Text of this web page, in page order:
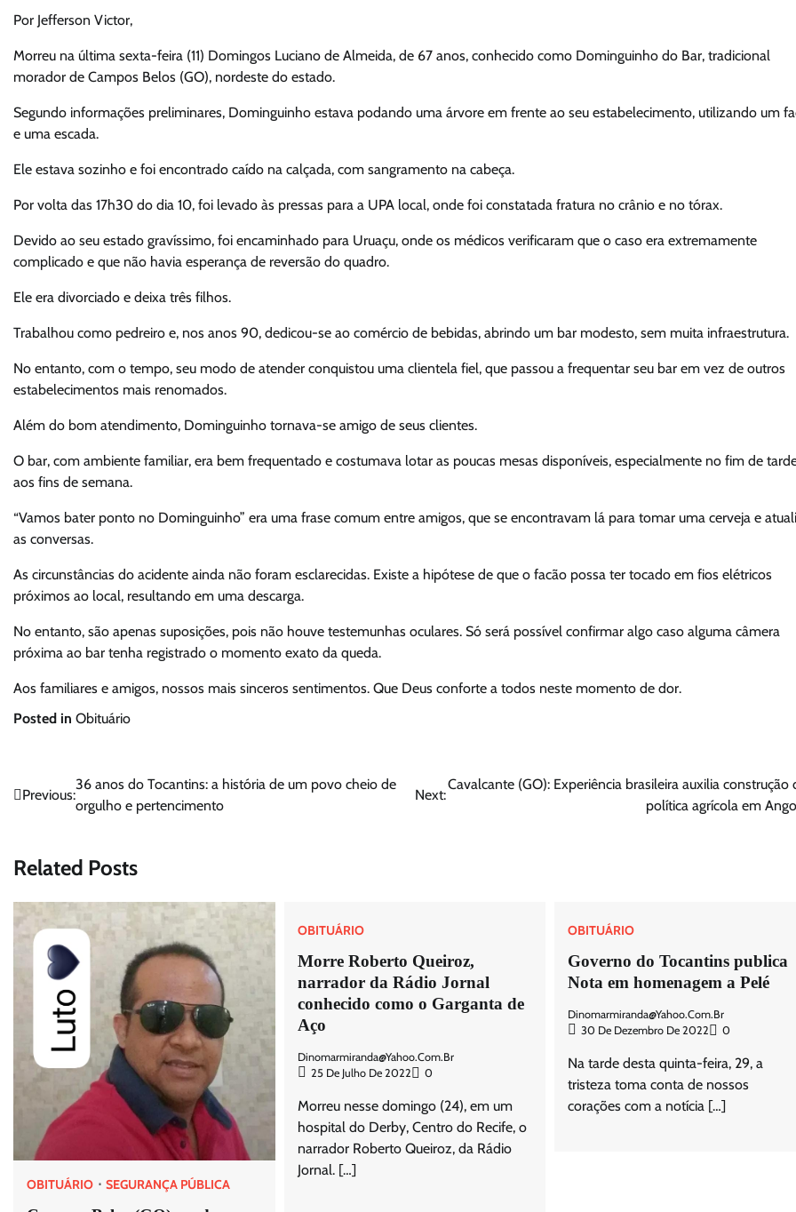
Por Jefferson Victor,
Morreu na última sexta-feira (11) Domingos Luciano de Almeida, de 67 anos, conhecido como Dominguinho do Bar, tradicional
morador de Campos Belos (GO), nordeste do estado.
Segundo informações preliminares, Dominguinho estava podando uma árvore em frente ao seu estabelecimento, utilizando um
e uma escada.
Ele estava sozinho e foi encontrado caído na calçada, com sangramento na cabeça.
Por volta das 17h30 do dia 10, foi levado às pressas para a UPA local, onde foi constatada fratura no crânio e no tórax.
Devido ao seu estado gravíssimo, foi encaminhado para Uruaçu, onde os médicos verificaram que o caso era extremamente
complicado e que não havia esperança de reversão do quadro.
Ele era divorciado e deixa três filhos.
Trabalhou como pedreiro e, nos anos 90, dedicou-se ao comércio de bebidas, abrindo um bar modesto, sem muita infraestrutura.
No entanto, com o tempo, seu modo de atender conquistou uma clientela fiel, que passou a frequentar seu bar em vez de outros
estabelecimentos mais renomados.
Além do bom atendimento, Dominguinho tornava-se amigo de seus clientes.
O bar, com ambiente familiar, era bem frequentado e costumava lotar as poucas mesas disponíveis, especialmente no fim de
aos fins de semana.
“Vamos bater ponto no Dominguinho” era uma frase comum entre amigos, que se encontravam lá para tomar uma cerveja e
as conversas.
As circunstâncias do acidente ainda não foram esclarecidas. Existe a hipótese de que o facão possa ter tocado em fios elétricos
próximos ao local, resultando em uma descarga.
No entanto, são apenas suposições, pois não houve testemunhas oculares. Só será possível confirmar algo caso alguma câmera
próxima ao bar tenha registrado o momento exato da queda.
Aos familiares e amigos, nossos mais sinceros sentimentos. Que Deus conforte a todos neste momento de dor.
Posted in Obituário
Navegação
Post
Previous:
36 anos do Tocantins: a história de um povo cheio de
orgulho e pertencimento
Next:
Cavalcante (GO): Experiência brasileira auxilia construção
política agrícola em
Related Posts
OBITUÁRIO SEGURANÇA PÚBLICA
OBITUÁRIO
Morre Roberto Queiroz,
narrador da Rádio Jornal
conhecido como o Garganta de
Aço
Dinomarmiranda@yahoo.com.br
25 De Julho De 2022
0
Morreu nesse domingo (24), em um
hospital do Derby, Centro do Recife, o
narrador Roberto Queiroz, da Rádio
Jornal. […]
OBITUÁRIO
Governo do Tocantins publica
Nota em homenagem a Pelé
Dinomarmiranda@yahoo.com.br
30 De Dezembro De 2022
0
Na tarde desta quinta-feira, 29, a
tristeza toma conta de nossos
corações com a notícia […]